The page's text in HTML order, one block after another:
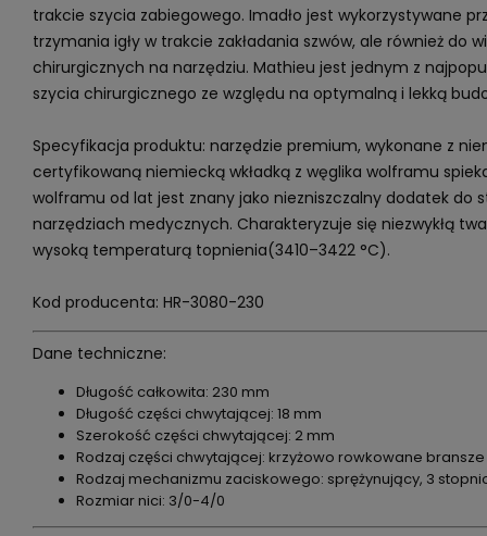
trakcie szycia zabiegowego. Imadło jest wykorzystywane
trzymania igły w trakcie zakładania szwów, ale również do
chirurgicznych na narzędziu. Mathieu jest jednym z
szycia chirurgicznego ze względu na optymalną i lekką
Specyfikacja produktu: narzędzie premium, wykonane z
certyfikowaną niemiecką wkładką z węglika wolframu
wolframu od lat jest znany jako niezniszczalny dodatek do
narzędziach medycznych. Charakteryzuje się niezwykłą
wysoką temperaturą topnienia(3410–3422 °C).
Kod producenta: HR-3080-230
Dane techniczne:
Długość całkowita: 230 mm
Długość części chwytającej: 18 mm
Szerokość części chwytającej: 2 mm
Rodzaj części chwytającej: krzyżowo rowkowane bransze
Rodzaj mechanizmu zaciskowego: sprężynujący, 3
Rozmiar nici: 3/0-4/0